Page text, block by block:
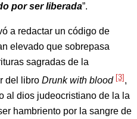
por ser liberada”.
a redactar un código de
elevado que sobrepasa
sagradas de la
del libro Drunk with blood [3],
al dios judeocristiano de la la
hambriento por la sangre de